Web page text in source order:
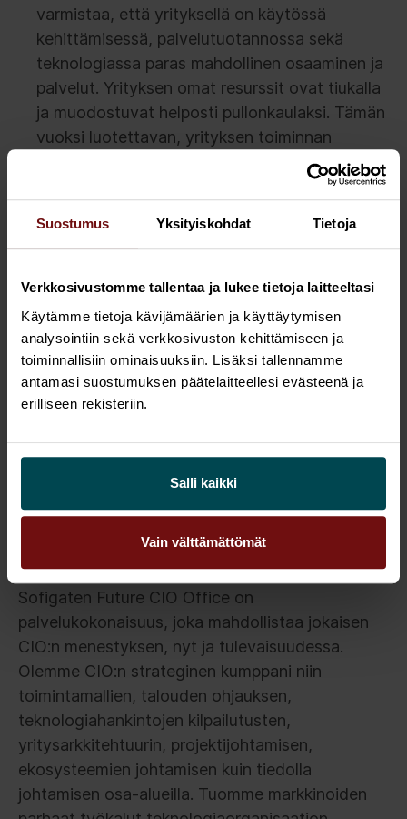
Suostumus Yksityiskohdat Tietoja
Verkkosivustomme tallentaa ja lukee tietoja laitteeltasi
Käytämme tietoja kävijämäärien ja käyttäytymisen
analysointiin sekä verkkosivuston kehittämiseen ja
toiminnallisiin ominaisuuksiin. Lisäksi tallennamme
antamasi suostumuksen päätelaitteellesi evästeenä ja
erilliseen rekisteriin.
Salli kaikki
Vain välttämättömät
varmistaa, että yrityksellä on käytössä
kehittämisessä, palvelutuotannossa sekä
teknologiassa paras mahdollinen osaaminen ja
palvelut. Yrityksen omat resurssit ovat tiukalla
ja muodostuvat helposti pullonkaulaksi. Tämän
vuoksi luotettavan, yrityksen toiminnan
tuntevan ja tilanteen mukaan skaalautuvan
kumppaniekosysteemin rakentaminen on
Yhä tärkeämmäksi osaksi CIO:n
tehtäväkenttää on muodostumassa yrityksen
tiedolla johtamisen kehittäminen. Tähän
tehtävään liittyvät hyvin keskeisesti
toimintamalli ja tarvittavat ratkaisut sekä
ennen kaikkea muutosjohtaminen tiedolla
yrityksessä.
Haluatko liittyä mukaan CIO-
Sofigaten Future CIO Office on
palvelukokonaisuus, joka mahdollistaa jokaisen
CIO:n menestyksen, nyt ja tulevaisuudessa.
Olemme CIO:n strateginen kumppani niin
toimintamallien, talouden ohjauksen,
teknologiahankintojen kilpailutusten,
yritysarkkitehtuurin, projektijohtamisen,
ekosysteemien johtamisen kuin tiedolla
johtamisen osa-alueilla. Tuomme markkinoiden